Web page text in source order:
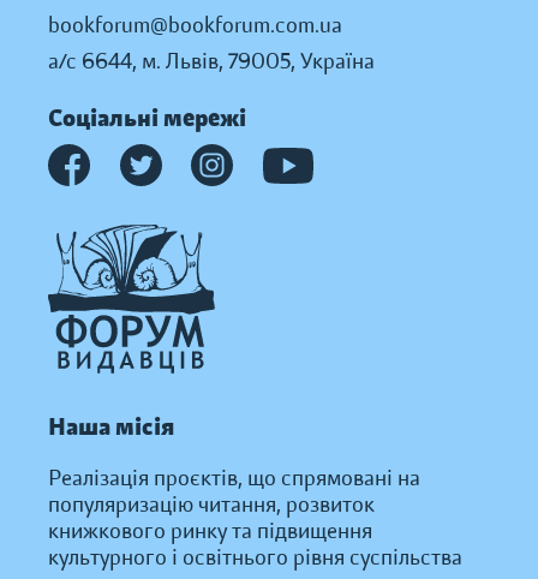
bookforum@bookforum.com.ua
а/с 6644, м. Львів, 79005, Україна
Соціальні мережі
Наша місія
Реалізація проєктів, що спрямовані на
популяризацію читання, розвиток
книжкового ринку та підвищення
культурного і освітнього рівня суспільства